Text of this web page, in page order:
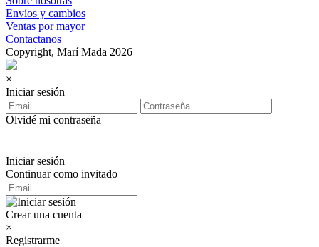
Envíos y cambios
Ventas por mayor
Contactanos
Copyright, Marí Mada 2026
×
Iniciar sesión
Olvidé mi contraseña
Iniciar sesión
Continuar como invitado
Crear una cuenta
×
Registrarme